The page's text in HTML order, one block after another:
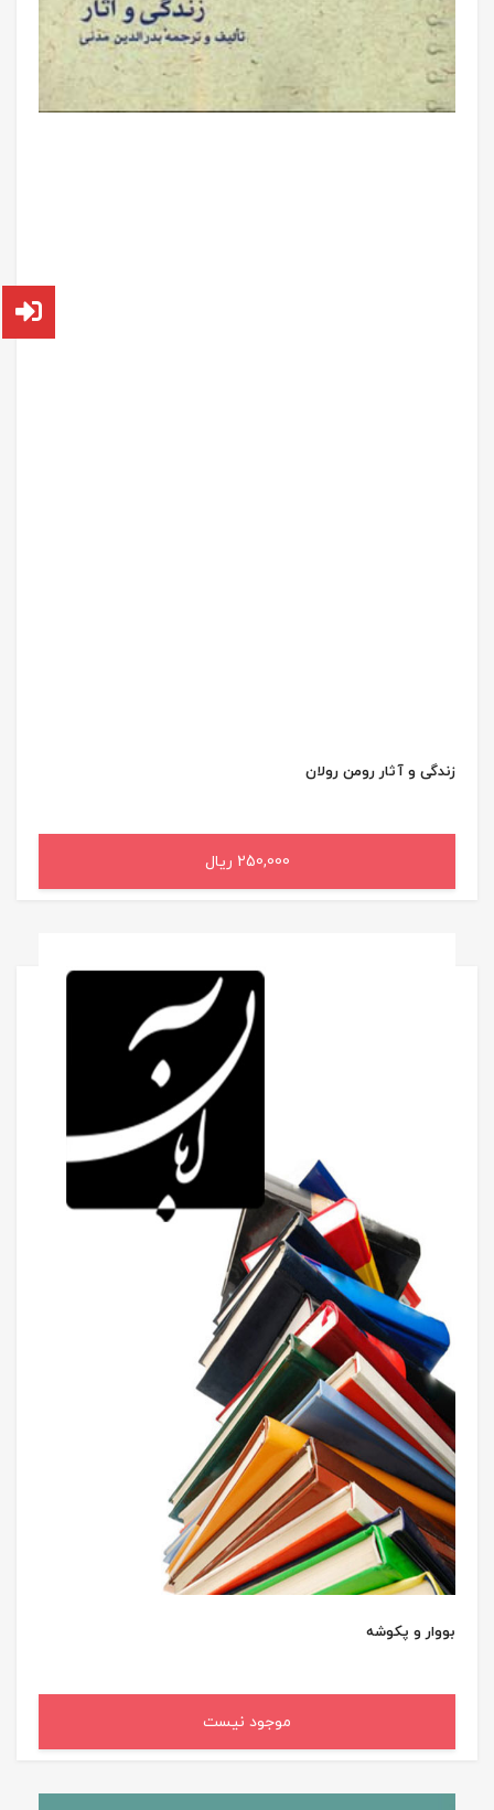
زندگی و آثار رومن رولان
250,000 ریال
افزودن به سبد خرید
بووار و پکوشه
موجود نیست